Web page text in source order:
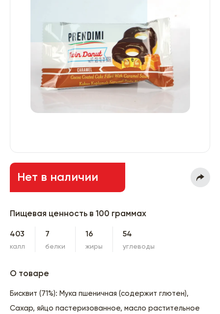
Нет в наличии
Пищевая ценность в 100 граммах
403
калл
7
белки
16
жиры
54
углеводы
О товаре
Бисквит (71%): Мука пшеничная (содержит глютен),
Сахар, яйцо пастеризованное, масло растительное